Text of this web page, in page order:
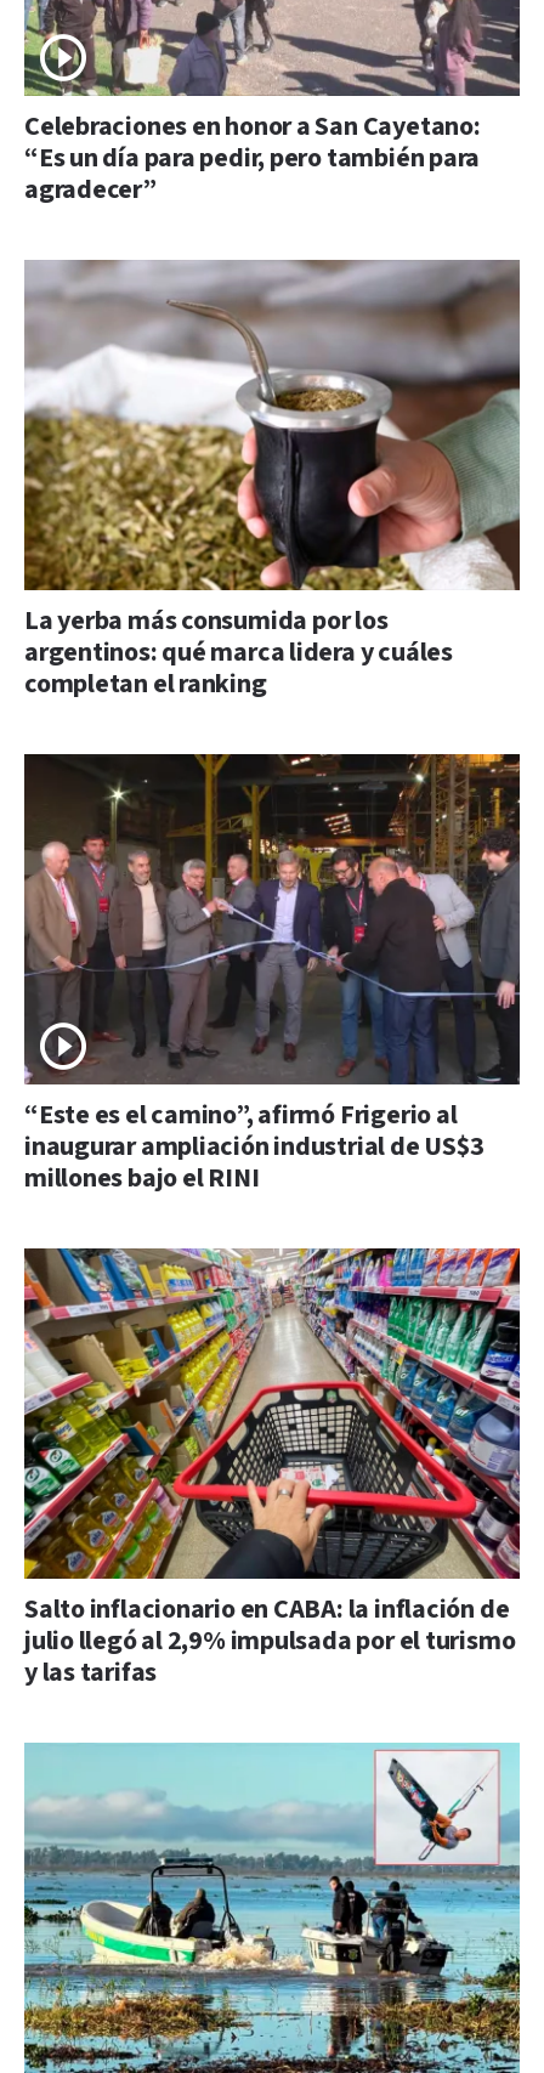
Celebraciones en honor a San Cayetano:
“Es un día para pedir, pero también para
agradecer”
La yerba más consumida por los
argentinos: qué marca lidera y cuáles
completan el ranking
“Este es el camino”, afirmó Frigerio al
inaugurar ampliación industrial de US$3
millones bajo el RINI
Salto inflacionario en CABA: la inflación de
julio llegó al 2,9% impulsada por el turismo
y las tarifas